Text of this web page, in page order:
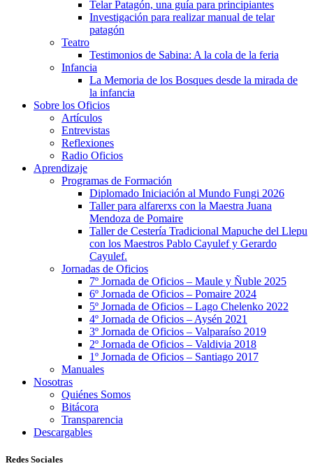
Telar Patagón, una guía para principiantes
Investigación para realizar manual de telar
patagón
Teatro
Testimonios de Sabina: A la cola de la feria
Infancia
La Memoria de los Bosques desde la mirada de
la infancia
Sobre los Oficios
Artículos
Entrevistas
Reflexiones
Radio Oficios
Aprendizaje
Programas de Formación
Diplomado Iniciación al Mundo Fungi 2026
Taller para alfarerxs con la Maestra Juana
Mendoza de Pomaire
Taller de Cestería Tradicional Mapuche del Llepu
con los Maestros Pablo Cayulef y Gerardo
Cayulef.
Jornadas de Oficios
7º Jornada de Oficios – Maule y Ñuble 2025
6º Jornada de Oficios – Pomaire 2024
5º Jornada de Oficios – Lago Chelenko 2022
4º Jornada de Oficios – Aysén 2021
3º Jornada de Oficios – Valparaíso 2019
2º Jornada de Oficios – Valdivia 2018
1º Jornada de Oficios – Santiago 2017
Manuales
Nosotras
Quiénes Somos
Bitácora
Transparencia
Descargables
Redes Sociales